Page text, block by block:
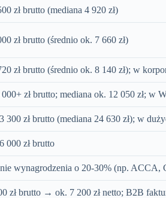
zł brutto (mediana 4 920 zł)
zł brutto (średnio ok. 7 660 zł)
zł brutto (średnio ok. 8 140 zł); w
zł brutto; mediana ok. 12 050 zł; w
300 zł brutto (mediana 24 630 zł); w
000 zł brutto
wynagrodzenia o 20-30% (np. ACCA,
zł brutto → ok. 7 200 zł netto; B2B